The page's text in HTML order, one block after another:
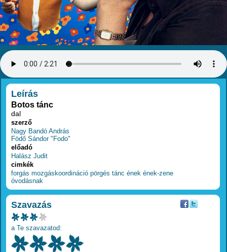
RÉSZLETEK
Leírás
Botos tánc
dal
szerző
Nagy Bandó András
Födő Sándor "Fodo"
előadó
Halász Judit
cimkék
forgás mozgáskoordináció pörgés tánc ének ének-zene
óvodásnak
Szavazás
a Te szavazatod: